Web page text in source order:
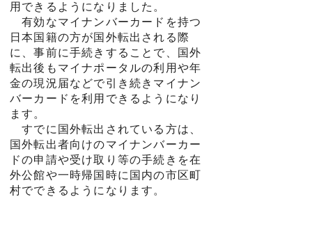
用できるようになりました。
有効なマイナンバーカードを持つ
日本国籍の方が国外転出される際
に、事前に手続きすることで、国外
転出後もマイナポータルの利用や年
金の現況届などで引き続きマイナン
バーカードを利用できるようになり
ます。
すでに国外転出されている方は、
国外転出者向けのマイナンバーカー
ドの申請や受け取り等の手続きを在
外公館や一時帰国時に国内の市区町
村でできるようになります。